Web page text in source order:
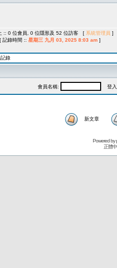
:: 0 位會員, 0 位隱形及 52 位訪客 [ 系統管理員 ]
記錄時間 :: 星期三 九月 03, 2025 8:03 am ]
錄
會員名稱: 登入
新文章
Powered by
正體